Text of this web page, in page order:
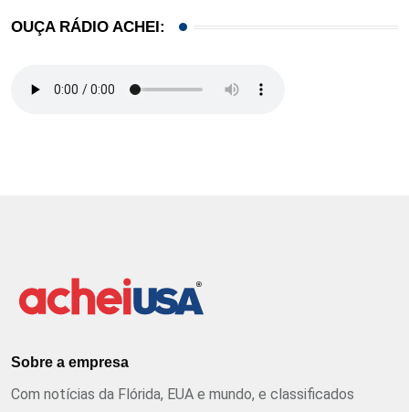
OUÇA RÁDIO ACHEI:
Sobre a empresa
Com notícias da Flórida, EUA e mundo, e classificados